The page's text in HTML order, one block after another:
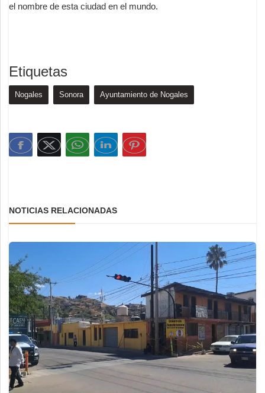
el nombre de esta ciudad en el mundo.
Etiquetas
Nogales Sonora Ayuntamiento de Nogales
NOTICIAS RELACIONADAS